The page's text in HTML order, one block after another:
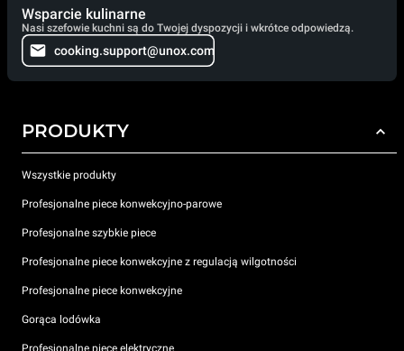
Wsparcie kulinarne
Nasi szefowie kuchni są do Twojej dyspozycji i wkrótce odpowiedzą.
cooking.support@unox.com
PRODUKTY
Wszystkie produkty
Profesjonalne piece konwekcyjno-parowe
Profesjonalne szybkie piece
Profesjonalne piece konwekcyjne z regulacją wilgotności
Profesjonalne piece konwekcyjne
Gorąca lodówka
Profesjonalne piece elektryczne